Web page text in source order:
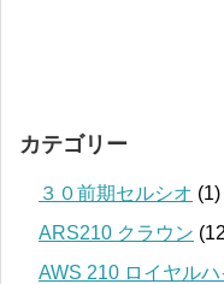
カテゴリー
３０前期セルシオ (1)
ARS210 クラウン
AWS 210 ロイヤル